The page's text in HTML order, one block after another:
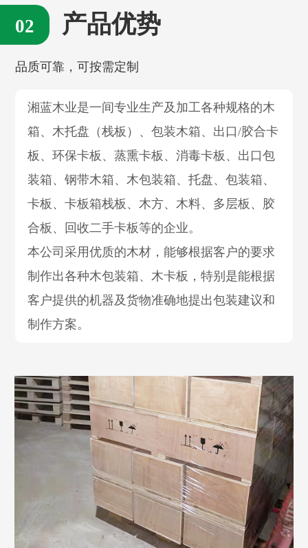
产品优势
品质可靠，可按需定制
湘蓝木业是一间专业生产及加工各种规格的木
箱、木托盘（栈板）、包装木箱、出口/胶合卡
板、环保卡板、蒸熏卡板、消毒卡板、出口包
装箱、钢带木箱、木包装箱、托盘、包装箱、
卡板、卡板箱栈板、木方、木料、多层板、胶
合板、回收二手卡板等的企业。
本公司采用优质的木材，能够根据客户的要求
制作出各种木包装箱、木卡板，特别是能根据
客户提供的机器及货物准确地提出包装建议和
制作方案。